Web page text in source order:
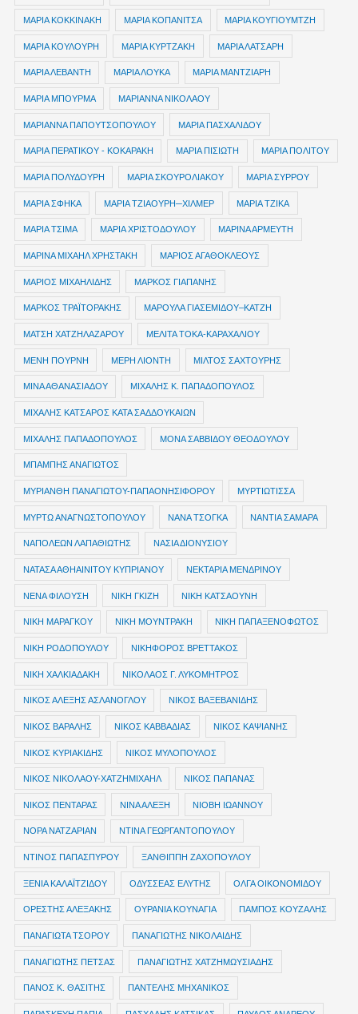
ΜΑΡΙΑ ΚΟΚΚΙΝΑΚΗ ΜΑΡΙΑ ΚΟΠΑΝΙΤΣΑ ΜΑΡΙΑ ΚΟΥΓΙΟΥΜΤΖΗ
ΜΑΡΙΑ ΚΟΥΛΟΥΡΗ ΜΑΡΙΑ ΚΥΡΤΖΑΚΗ ΜΑΡΙΑ ΛΑΤΣΑΡΗ
ΜΑΡΙΑ ΛΕΒΑΝΤΗ ΜΑΡΙΑ ΛΟΥΚΑ ΜΑΡΙΑ ΜΑΝΤΖΙΑΡΗ
ΜΑΡΙΑ ΜΠΟΥΡΜΑ ΜΑΡΙΑΝΝΑ ΝΙΚΟΛΑΟΥ
ΜΑΡΙΑΝΝΑ ΠΑΠΟΥΤΣΟΠΟΥΛΟΥ ΜΑΡΙΑ ΠΑΣΧΑΛΙΔΟΥ
ΜΑΡΙΑ ΠΕΡΑΤΙΚΟΥ - ΚΟΚΑΡΑΚΗ ΜΑΡΙΑ ΠΙΣΙΩΤΗ ΜΑΡΙΑ ΠΟΛΙΤΟΥ
ΜΑΡΙΑ ΠΟΛΥΔΟΥΡΗ ΜΑΡΙΑ ΣΚΟΥΡΟΛΙΑΚΟΥ ΜΑΡΙΑ ΣΥΡΡΟΥ
ΜΑΡΙΑ ΣΦΗΚΑ ΜΑΡΙΑ ΤΖΙΑΟΥΡΗ─ΧΙΛΜΕΡ ΜΑΡΙΑ ΤΖΙΚΑ
ΜΑΡΙΑ ΤΣΙΜΑ ΜΑΡΙΑ ΧΡΙΣΤΟΔΟΥΛΟΥ ΜΑΡΙΝΑ ΑΡΜΕΥΤΗ
ΜΑΡΙΝΑ ΜΙΧΑΗΛ ΧΡΗΣΤΑΚΗ ΜΑΡΙΟΣ ΑΓΑΘΟΚΛΕΟΥΣ
ΜΑΡΙΟΣ ΜΙΧΑΗΛΙΔΗΣ ΜΑΡΚΟΣ ΓΙΑΠΑΝΗΣ
ΜΑΡΚΟΣ ΤΡΑΪΤΟΡΑΚΗΣ ΜΑΡΟΥΛΑ ΓΙΑΣΕΜΙΔΟΥ–ΚΑΤΖΗ
ΜΑΤΣΗ ΧΑΤΖΗΛΑΖΑΡΟΥ ΜΕΛΙΤΑ ΤΟΚΑ-ΚΑΡΑΧΑΛΙΟΥ
ΜΕΝΗ ΠΟΥΡΝΗ ΜΕΡΗ ΛΙΟΝΤΗ ΜΙΛΤΟΣ ΣΑΧΤΟΥΡΗΣ
ΜΙΝΑ ΑΘΑΝΑΣΙΑΔΟΥ ΜΙΧΑΛΗΣ Κ. ΠΑΠΑΔΟΠΟΥΛΟΣ
ΜΙΧΑΛΗΣ ΚΑΤΣΑΡΟΣ ΚΑΤΑ ΣΑΔΔΟΥΚΑΙΩΝ
ΜΙΧΑΛΗΣ ΠΑΠΑΔΟΠΟΥΛΟΣ ΜΟΝΑ ΣΑΒΒΙΔΟΥ ΘΕΟΔΟΥΛΟΥ
ΜΠΑΜΠΗΣ ΑΝΑΓΙΩΤΟΣ
ΜΥΡΙΑΝΘΗ ΠΑΝΑΓΙΩΤΟΥ-ΠΑΠΑΟΝΗΣΙΦΟΡΟΥ ΜΥΡΤΙΩΤΙΣΣΑ
ΜΥΡΤΩ ΑΝΑΓΝΩΣΤΟΠΟΥΛΟΥ ΝΑΝΑ ΤΣΟΓΚΑ ΝΑΝΤΙΑ ΣΑΜΑΡΑ
ΝΑΠΟΛΕΩΝ ΛΑΠΑΘΙΩΤΗΣ ΝΑΣΙΑ ΔΙΟΝΥΣΙΟΥ
ΝΑΤΑΣΑ ΑΘΗΑΙΝΙΤΟΥ ΚΥΠΡΙΑΝΟΥ ΝΕΚΤΑΡΙΑ ΜΕΝΔΡΙΝΟΥ
ΝΕΝΑ ΦΙΛΟΥΣΗ ΝΙΚΗ ΓΚΙΖΗ ΝΙΚΗ ΚΑΤΣΑΟΥΝΗ
ΝΙΚΗ ΜΑΡΑΓΚΟΥ ΝΙΚΗ ΜΟΥΝΤΡΑΚΗ ΝΙΚΗ ΠΑΠΑΞΕΝΟΦΩΤΟΣ
ΝΙΚΗ ΡΟΔΟΠΟΥΛΟΥ ΝΙΚΗΦΟΡΟΣ ΒΡΕΤΤΑΚΟΣ
ΝΙΚΗ ΧΑΛΚΙΑΔΑΚΗ ΝΙΚΟΛΑΟΣ Γ. ΛΥΚΟΜΗΤΡΟΣ
ΝΙΚΟΣ ΑΛΕΞΗΣ ΑΣΛΑΝΟΓΛΟΥ ΝΙΚΟΣ ΒΑΞΕΒΑΝΙΔΗΣ
ΝΙΚΟΣ ΒΑΡΑΛΗΣ ΝΙΚΟΣ ΚΑΒΒΑΔΙΑΣ ΝΙΚΟΣ ΚΑΨΙΑΝΗΣ
ΝΙΚΟΣ ΚΥΡΙΑΚΙΔΗΣ ΝΙΚΟΣ ΜΥΛΟΠΟΥΛΟΣ
ΝΙΚΟΣ ΝΙΚΟΛΑΟΥ-ΧΑΤΖΗΜΙΧΑΗΛ ΝΙΚΟΣ ΠΑΠΑΝΑΣ
ΝΙΚΟΣ ΠΕΝΤΑΡΑΣ ΝΙΝΑ ΑΛΕΞΗ ΝΙΟΒΗ ΙΩΑΝΝΟΥ
ΝΟΡΑ ΝΑΤΖΑΡΙΑΝ ΝΤΙΝΑ ΓΕΩΡΓΑΝΤΟΠΟΥΛΟΥ
ΝΤΙΝΟΣ ΠΑΠΑΣΠΥΡΟΥ ΞΑΝΘΙΠΠΗ ΖΑΧΟΠΟΥΛΟΥ
ΞΕΝΙΑ ΚΑΛΑΪΤΖΙΔΟΥ ΟΔΥΣΣΕΑΣ ΕΛΥΤΗΣ ΟΛΓΑ ΟΙΚΟΝΟΜΙΔΟΥ
ΟΡΕΣΤΗΣ ΑΛΕΞΑΚΗΣ ΟΥΡΑΝΙΑ ΚΟΥΝΑΓΙΑ ΠΑΜΠΟΣ ΚΟΥΖΑΛΗΣ
ΠΑΝΑΓΙΩΤΑ ΤΣΟΡΟΥ ΠΑΝΑΓΙΩΤΗΣ ΝΙΚΟΛΑΙΔΗΣ
ΠΑΝΑΓΙΩΤΗΣ ΠΕΤΣΑΣ ΠΑΝΑΓΙΩΤΗΣ ΧΑΤΖΗΜΩΥΣΙΑΔΗΣ
ΠΑΝΟΣ Κ. ΘΑΣΙΤΗΣ ΠΑΝΤΕΛΗΣ ΜΗΧΑΝΙΚΟΣ